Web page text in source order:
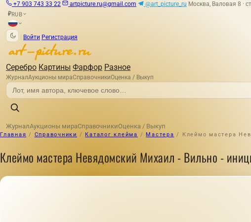
+7 903 743 33 22 artpicture.ru@gmail.com @art_picture_ru Москва, Валовая 8 ·
₽RUB
Войти Регистрация
Серебро Картины Фарфор Разное
ЖурналАукционы мираСправочникиОценка / Выкуп
ЖурналАукционы мираСправочникиОценка / Выкуп
Главная / Справочники / Каталог клейма / Мастера / Клеймо мастера
Клеймо мастера Невядомский Михаил - Вильно -